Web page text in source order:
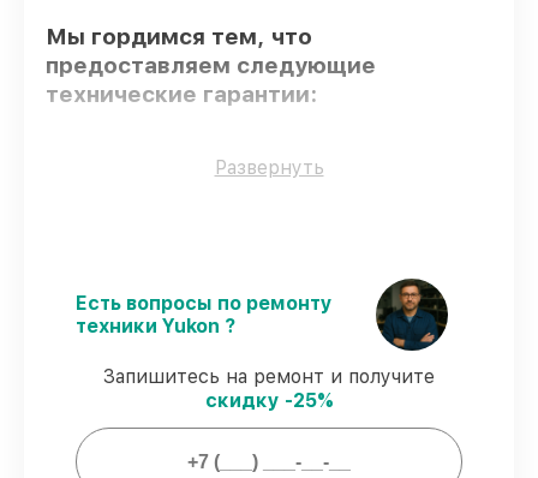
Мы гордимся тем, что
предоставляем следующие
технические гарантии:
Использование оригинальных
соблюдаем сроки восстановления
прицела ночного видения HT60,
Сервис с гарантией– все работы по
обслуживанию проводятся с
официальной гарантией.
Развернуть
Есть вопросы по ремонту
техники Yukon ?
Запишитесь на ремонт и получите
скидку -25%